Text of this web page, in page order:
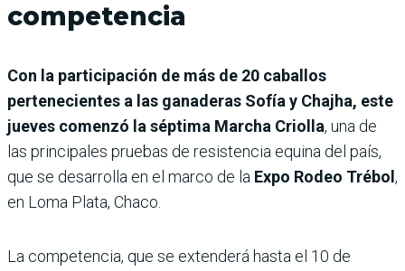
competencia
Con la participación de más de 20 caballos
pertenecientes a las ganaderas Sofía y Chajha, este
jueves comenzó la séptima Marcha Criolla, una de
las principales pruebas de resistencia equina del país,
que se desarrolla en el marco de la Expo Rodeo Trébol ,
en Loma Plata, Chaco.
La competencia, que se extenderá hasta el 10 de